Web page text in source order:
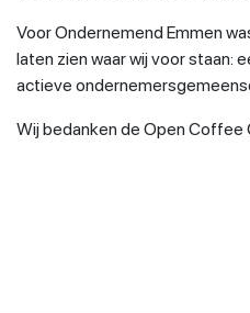
Voor Ondernemend Emmen
laten zien waar wij voor staan:
actieve
Wij bedanken de Open Coffee